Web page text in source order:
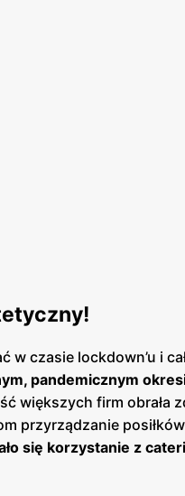
w czasie lockdown’u i
pandemicznym
większych firm obrała
przyrządzanie
się korzystanie z